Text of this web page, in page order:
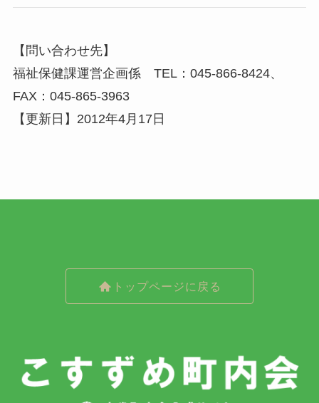
【問い合わせ先】
福祉保健課運営企画係 TEL：045-866-8424、
FAX：045-865-3963
【更新日】2012年4月17日
トップページに戻る